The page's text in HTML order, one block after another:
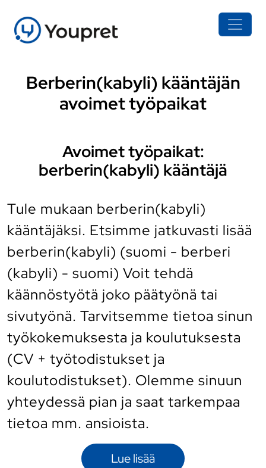
Berberin(kabyli) kääntäjän
avoimet työpaikat
Avoimet työpaikat:
berberin(kabyli) kääntäjä
Tule mukaan berberin(kabyli)
kääntäjäksi. Etsimme jatkuvasti lisää
berberin(kabyli) (suomi - berberi
(kabyli) - suomi) Voit tehdä
käännöstyötä joko päätyönä tai
sivutyönä. Tarvitsemme tietoa sinun
työkokemuksesta ja koulutuksesta
(CV + työtodistukset ja
koulutodistukset). Olemme sinuun
yhteydessä pian ja saat tarkempaa
tietoa mm. ansioista.
Lue lisää